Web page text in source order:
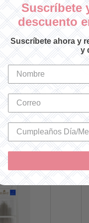
26
1767/8
MXN
+ Comprar -
Suscríbete
descuento
Suscríbete ahora y
y